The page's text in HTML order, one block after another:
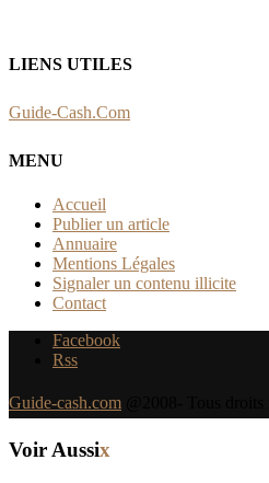
LIENS UTILES
Guide-Cash.Com
MENU
Accueil
Publier un article
Annuaire
Mentions Légales
Signaler un contenu illicite
Contact
Facebook
Rss
Guide-cash.com
Voir Aussix